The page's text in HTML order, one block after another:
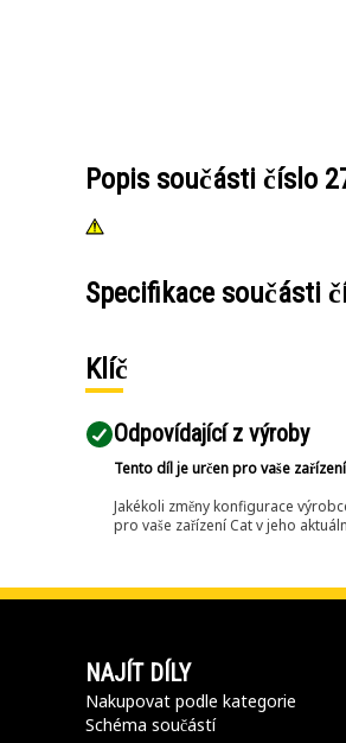
Popis součásti číslo
Specifikace součásti
Klíč
Odpovídající z výroby
Tento díl je určen pro vaše
Jakékoli změny konfigurace
pro vaše zařízení Cat v jeho
NAJÍT DÍLY
Nakupovat podle kategorie
Schéma součástí